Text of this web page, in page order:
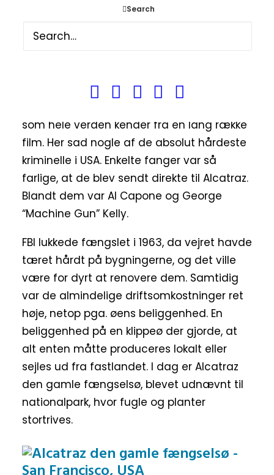
Search
havde den teknologiske udvikling overhalet
til et militærfængsel.
behovet for et flugtsikkert fængsel, og i
som hele verden kender fra en lang række
film. Her sad nogle af de absolut hårdeste
kriminelle i USA. Enkelte fanger var så
farlige, at de blev sendt direkte til Alcatraz.
Blandt dem var Al Capone og George
“Machine Gun” Kelly.
FBI lukkede fængslet i 1963, da vejret havde
tæret hårdt på bygningerne, og det ville
være for dyrt at renovere dem. Samtidig
var de almindelige driftsomkostninger ret
høje, netop pga. øens beliggenhed. En
beliggenhed på en klippeø der gjorde, at
alt enten måtte produceres lokalt eller
sejles ud fra fastlandet. I dag er Alcatraz
den gamle fængselsø, blevet udnævnt til
nationalpark, hvor fugle og planter
stortrives.